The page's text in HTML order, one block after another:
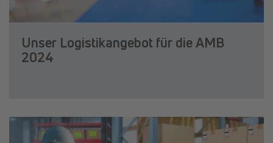
Unser Logistikangebot für die AMB
2024